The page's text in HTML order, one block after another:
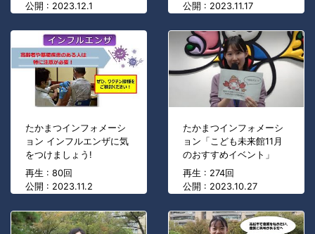
公開 : 2023.12.1
公開 : 2023.11.17
たかまつインフォメーシ
ョン インフルエンザに気
をつけましょう!
再生 : 80回
公開 : 2023.11.2
たかまつインフォメーシ
ョン「こども未来館11月
のおすすめイベント」
再生 : 274回
公開 : 2023.10.27